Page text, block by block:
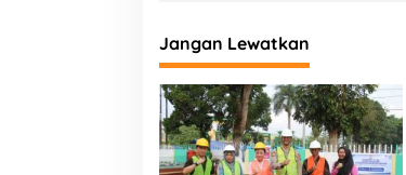
Jangan Lewatkan